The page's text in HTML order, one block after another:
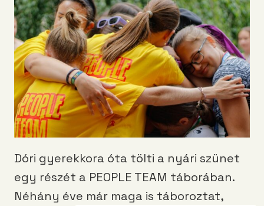
Dóri gyerekkora óta tölti a nyári szünet
egy részét a PEOPLE TEAM táborában.
Néhány éve már maga is táboroztat,